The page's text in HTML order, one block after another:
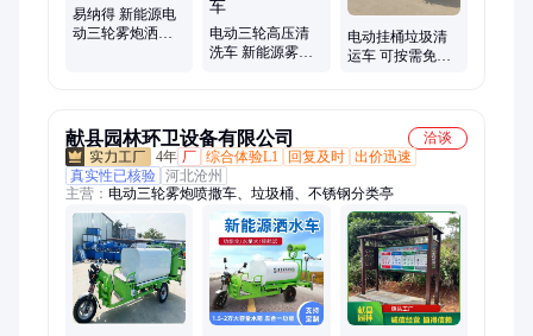
易纳得 新能源电
动三轮雾炮洒水
电动三轮高压清
洗车 新能源雾炮
电动挂桶垃圾清
运车 可按需免费
献县园林环卫设备有限公司
洽谈
4年 厂 综合体验L1 回复及时 出价迅速
真实性已核验 河北沧州
主营： 电动三轮雾炮喷撒车、垃圾桶、不锈钢分类亭